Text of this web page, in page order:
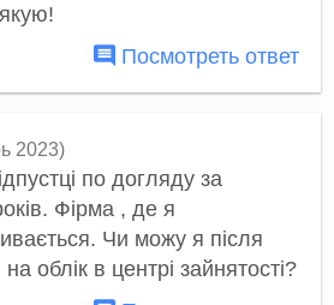
Посмотреть ответ
2023)
по догляду за
Фірма , де я
Чи можу я після
облік в центрі зайнятості?